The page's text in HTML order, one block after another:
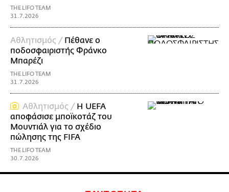
THE LIFO TEAM
31.7.2026
Αθλητισμός / Πέθανε ο
ποδοσφαιριστής Φράνκο
Μπαρέζι
THE LIFO TEAM
31.7.2026
Αθλητισμός / Η UEFA
αποφάσισε μποϊκοτάζ του
Μουντιάλ για το σχέδιο
πώλησης της FIFA
THE LIFO TEAM
30.7.2026